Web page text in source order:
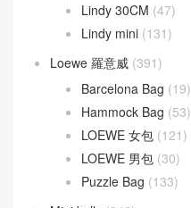
Lindy 30CM (47)
Lindy mini (131)
Loewe 羅意威 (391)
Barcelona Bag (19)
Hammock Bag (53)
LOEWE 女包 (121)
LOEWE 男包 (30)
Puzzle Bag (133)